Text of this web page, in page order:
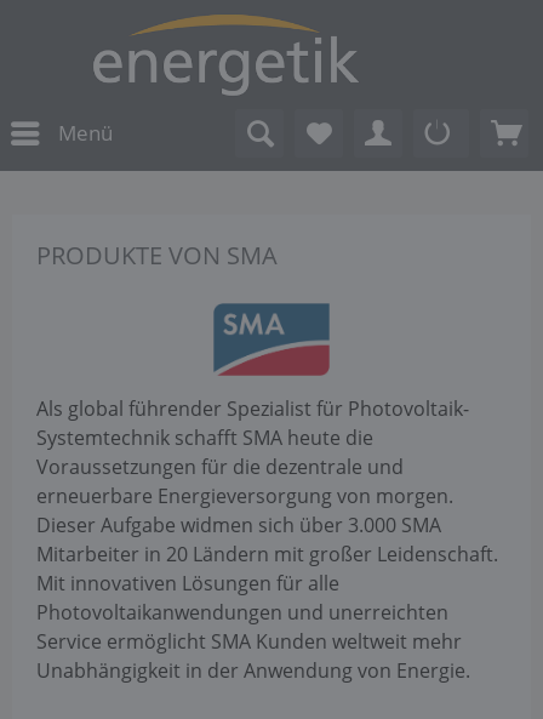
Menü
PRODUKTE VON SMA
Als global führender Spezialist für Photovoltaik-
Systemtechnik schafft SMA heute die
Voraussetzungen für die dezentrale und
erneuerbare Energieversorgung von morgen.
Dieser Aufgabe widmen sich über 3.000 SMA
Mitarbeiter in 20 Ländern mit großer Leidenschaft.
Mit innovativen Lösungen für alle
Photovoltaikanwendungen und unerreichten
Service ermöglicht SMA Kunden weltweit mehr
Unabhängigkeit in der Anwendung von Energie.